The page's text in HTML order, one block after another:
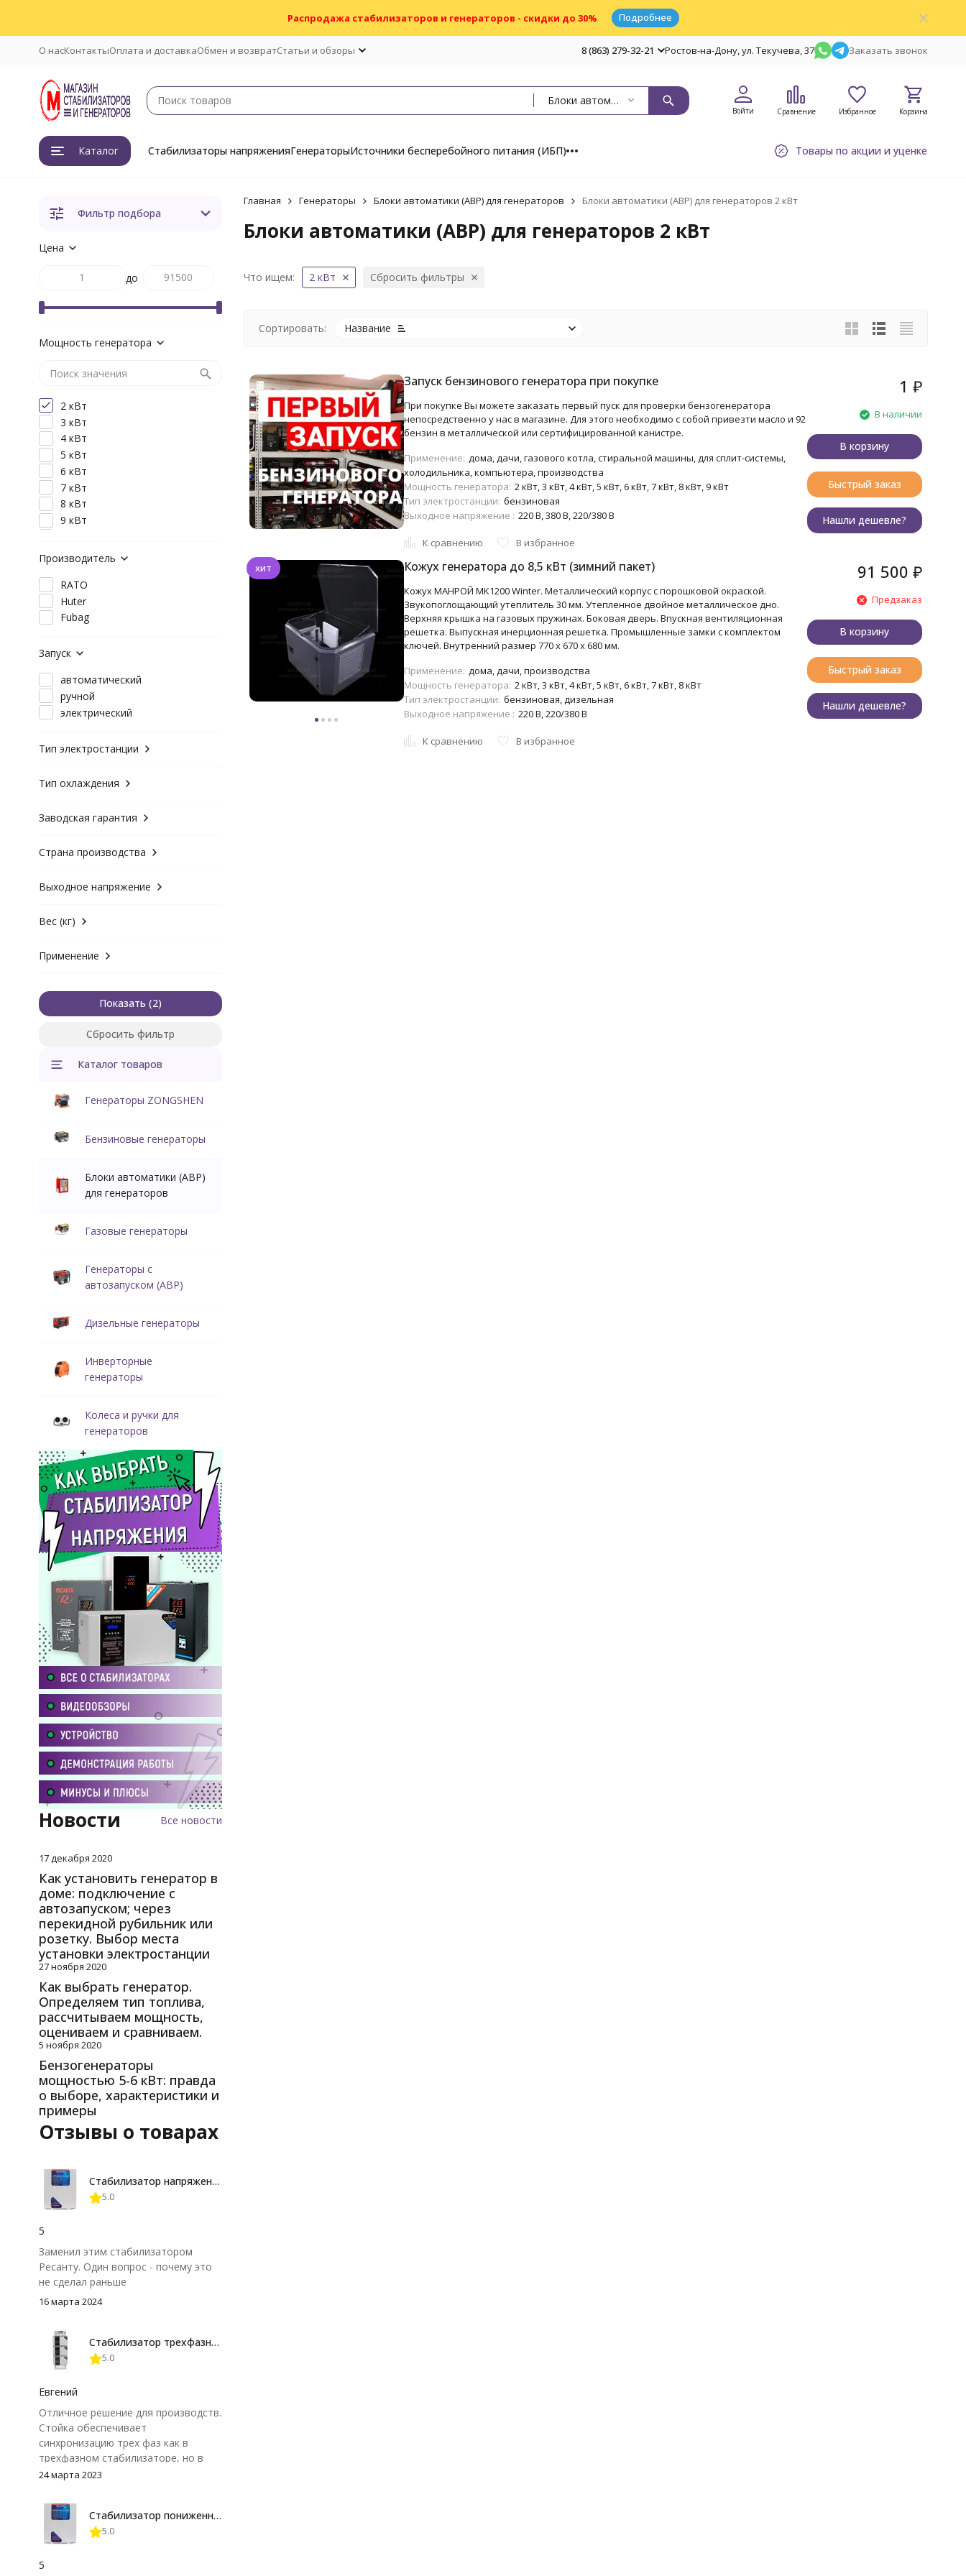
Распродажа стабилизаторов и генераторов - скидки до 30% Подробнее
О насКонтактыОплата и доставкаОбмен и возвратСтатьи и обзоры 8 (863) 279-32-21 Ростов-на-Дону, ул. Текучева, 37 Заказать звонок
Блоки автоматики (АВР) для генераторов
Войти Сравнение Избранное Корзина
Каталог Стабилизаторы напряженияГенераторыИсточники бесперебойного питания (ИБП) Товары по акции и уценке
Главная Генераторы Блоки автоматики (АВР) для генераторов Блоки автоматики (АВР) для генераторов 2 кВт
Блоки автоматики (АВР) для генераторов 2 кВт
Что ищем: 2 кВт Сбросить фильтры
Сортировать: Название
Запуск бензинового генератора при покупке
При покупке Вы можете заказать первый пуск для проверки бензогенератора
непосредственно у нас в магазине. Для этого необходимо с собой привезти масло и 92
бензин в металлической или сертифицированной канистре.
Применение: дома, дачи, газового котла, стиральной машины, для сплит-системы,
холодильника, компьютера, производства
Мощность генератора: 2 кВт, 3 кВт, 4 кВт, 5 кВт, 6 кВт, 7 кВт, 8 кВт, 9 кВт
Тип электростанции: бензиновая
Выходное напряжение : 220 В, 380 В, 220/380 В
К сравнению В избранное
1 ₽
В наличии
В корзину
Быстрый заказ
Нашли дешевле?
хит Кожух генератора до 8,5 кВт (зимний пакет)
Кожух МАНРОЙ МК1200 Winter. Металлический корпус с порошковой окраской.
Звукопоглощающий утеплитель 30 мм. Утепленное двойное металлическое дно.
Верхняя крышка на газовых пружинах. Боковая дверь. Впускная вентиляционная
решетка. Выпускная инерционная решетка. Промышленные замки с комплектом
ключей. Внутренний размер 770 x 670 x 680 мм.
Применение: дома, дачи, производства
Мощность генератора: 2 кВт, 3 кВт, 4 кВт, 5 кВт, 6 кВт, 7 кВт, 8 кВт
Тип электростанции: бензиновая, дизельная
Выходное напряжение : 220 В, 220/380 В
К сравнению В избранное
91 500 ₽
Предзаказ
В корзину
Быстрый заказ
Нашли дешевле?
Фильтр подбора
Цена
до
Мощность генератора
2 кВт
3 кВт
4 кВт
5 кВт
6 кВт
7 кВт
8 кВт
9 кВт
Производитель
RATO
Huter
Fubag
Запуск
автоматический
ручной
электрический
Тип электростанции
Тип охлаждения
Заводская гарантия
Страна производства
Выходное напряжение
Вес (кг)
Применение
Показать
Сбросить фильтр
Каталог товаров
Генераторы ZONGSHEN
Бензиновые генераторы
Блоки автоматики (АВР)
для генераторов
Газовые генераторы
Генераторы с
автозапуском (АВР)
Дизельные генераторы
Инверторные
генераторы
Колеса и ручки для
генераторов
Новости Все новости
17 декабря 2020
Как установить генератор в
доме: подключение с
автозапуском; через
перекидной рубильник или
розетку. Выбор места
установки электростанции
27 ноября 2020
Как выбрать генератор.
Определяем тип топлива,
рассчитываем мощность,
оцениваем и сравниваем.
5 ноября 2020
Бензогенераторы
мощностью 5-6 кВт: правда
о выборе, характеристики и
примеры
Отзывы о товарах
Стабилизатор напряжения Энерготех OPTIMUM+ 12000
5.0
5
Заменил этим стабилизатором
Ресанту. Один вопрос - почему это
не сделал раньше
16 марта 2024
Стабилизатор трехфазный Энерготех PRIME 15000X3
5.0
Евгений
Отличное решение для производств.
Стойка обеспечивает
синхронизацию трех фаз как в
трехфазном стабилизаторе, но в
отличие от трехфазника данное
24 марта 2023
Стабилизатор пониженного напряжения Энерготех OPTIMUM+ 12000 СПН
5.0
5